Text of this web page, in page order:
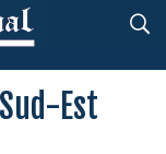
Est